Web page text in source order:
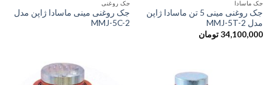
جک ماسادا
جک روغنی مینی 5 تن ماسادا ژاپن
مدل MMJ-5T-2
34,100,000 تومان
جک روغنی
جک روغنی مینی ماسادا ژاپن مدل
MMJ-5C-2